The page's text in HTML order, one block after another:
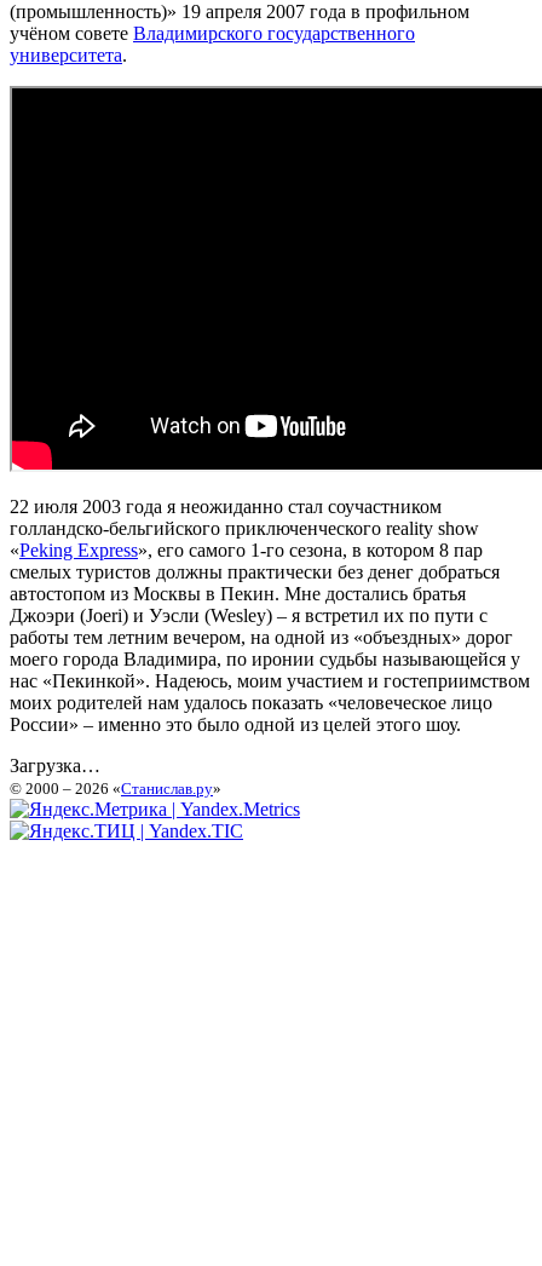
(промышленность)» 19 апреля 2007 года в профильном
учёном совете Владимирского государственного
университета.
22 июля 2003 года я неожиданно стал соучастником
голландско-бельгийского приключенческого reality show
«Peking Express», его самого 1-го сезона, в котором 8 пар
смелых туристов должны практически без денег добраться
автостопом из Москвы в Пекин. Мне достались братья
Джоэри (Joeri) и Уэсли (Wesley) – я встретил их по пути с
работы тем летним вечером, на одной из «объездных» дорог
моего города Владимира, по иронии судьбы называющейся у
нас «Пекинкой». Надеюсь, моим участием и гостеприимством
моих родителей нам удалось показать «человеческое лицо
России» – именно это было одной из целей этого шоу.
Загрузка…
© 2000 – 2026 «Станислав.ру»